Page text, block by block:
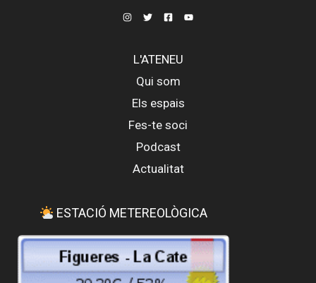
L'ATENEU
Qui som
Els espais
Fes-te soci
Podcast
Actualitat
ESTACIÓ METEREOLÒGICA